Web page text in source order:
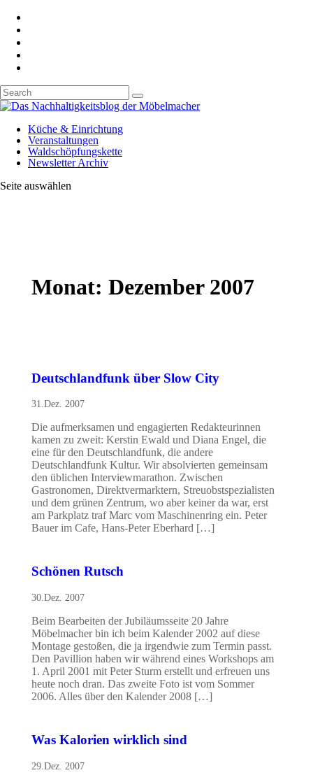
Küche & Einrichtung
Veranstaltungen
Waldschöpfungskette
Newsletter Archiv
Seite auswählen
Monat: Dezember 2007
Deutschlandfunk über Slow City
31.Dez. 2007
Die aufmerksamen und engagierten Redakteurinnen
kamen zu zweit: Kerstin Ewald und Diana Engel, die
eine für den Deutschlandfunk, die andere
Deutschlandfunk Kultur. Wir absolvierten gemeinsam
den üblichen Interviewmarathon. Zwischen
Gastronomen, Direktvermarktern, Streuobstspezialisten
und dem grünen Zentrum, wo aber keiner da war, erst
am Parkplatz traf Marc vom Maschinenring ein. Peter
Bauer im Cafe, Hans-Peter Eberhard […]
Schönen Rutsch
30.Dez. 2007
Beim Bearbeiten der Jubiläumsseite 20 Jahre
Möbelmacher bin ich beim Kalender 2002 auf diese
Montage gestoßen, die ja irgendwie zum Termin passt.
Den Pavillion haben wir während eines Workshops am
1. April 2001 mit Peter Sturm erstellt und erfreuen uns
heute noch dran. Das zweite Foto ist vom Sommer
2006. Alles über den Kalender 2008 […]
Was Kalorien wirklich sind
29.Dez. 2007